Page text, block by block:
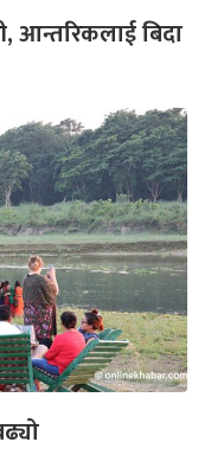
आन्तरिकलाई बिदा